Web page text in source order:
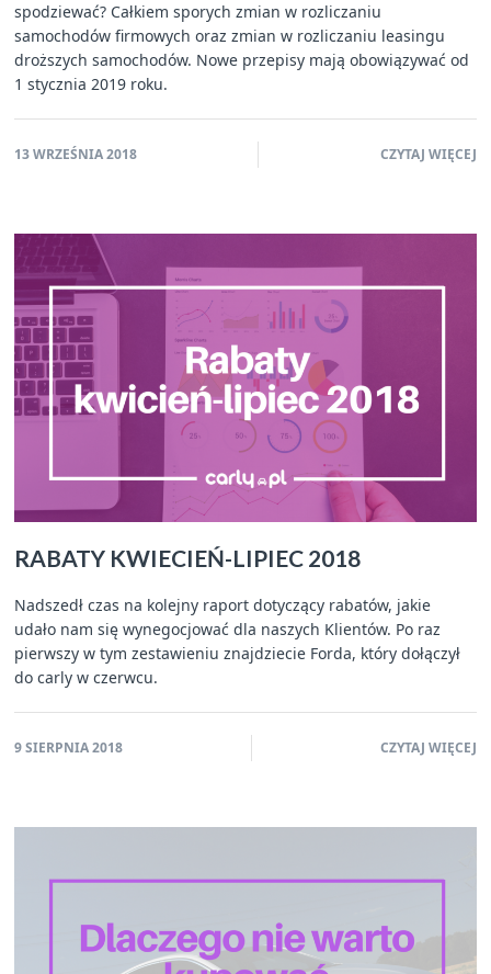
spodziewać? Całkiem sporych zmian w rozliczaniu
samochodów firmowych oraz zmian w rozliczaniu leasingu
droższych samochodów. Nowe przepisy mają obowiązywać od
1 stycznia 2019 roku.
13 WRZEŚNIA 2018 CZYTAJ WIĘCEJ
RABATY KWIECIEŃ-LIPIEC 2018
Nadszedł czas na kolejny raport dotyczący rabatów, jakie
udało nam się wynegocjować dla naszych Klientów. Po raz
pierwszy w tym zestawieniu znajdziecie Forda, który dołączył
do carly w czerwcu.
9 SIERPNIA 2018 CZYTAJ WIĘCEJ